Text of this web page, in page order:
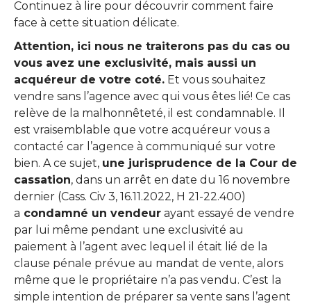
Continuez à lire pour découvrir comment faire
face à cette situation délicate.
Attention, ici nous ne traiterons pas du cas ou
vous avez une exclusivité, mais aussi un
acquéreur de votre coté. Et vous souhaitez
vendre sans l’agence avec qui vous êtes lié! Ce cas
relève de la malhonnêteté, il est condamnable. Il
est vraisemblable que votre acquéreur vous a
contacté car l’agence à communiqué sur votre
bien. A ce sujet, une jurisprudence de la Cour de
cassation, dans un arrêt en date du 16 novembre
dernier (Cass. Civ 3, 16.11.2022, H 21-22.400)
a condamné un vendeur ayant essayé de vendre
par lui même pendant une exclusivité au
paiement à l’agent avec lequel il était lié de la
clause pénale prévue au mandat de vente, alors
même que le propriétaire n’a pas vendu. C’est la
simple intention de préparer sa vente sans l’agent